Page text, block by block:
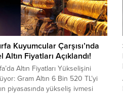
Kuyumcular Çarşısı’nda
Altın Fiyatları Açıklandı!
Altın Fiyatları Yükselişini
Gram Altın 6 Bin 520 TL’yi
piyasasında yükseliş ivmesi